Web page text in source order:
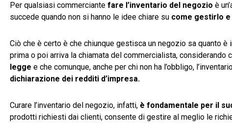
Per qualsiasi commerciante fare l’inventario del negozio è
succede quando non si hanno le idee chiare su come gestirlo
Ciò che è certo è che chiunque gestisca un negozio sa quanto
prima o poi arriva la chiamata del commercialista, considerando
legge e che comunque, anche per chi non ha l’obbligo,
dichiarazione dei redditi d’impresa.
Curare l’inventario del negozio, infatti, è fondamentale per il
prodotti richiesti dai clienti, consente di gestire al meglio le